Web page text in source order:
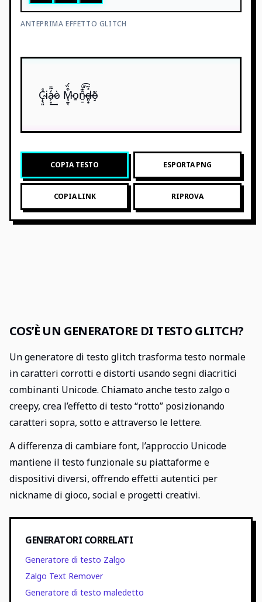
ANTEPRIMA EFFETTO GLITCH
C̴̨̖͈ͤia̷̗̞̒̃̄͢ò̷ M̴̧͍̖͒̏́o̱n̴̴̯̠̂͊ͧ̕͡d̴̶͈̟͐̃o̵̘͊
COPIA TESTO ESPORTA PNG
COPIA LINK RIPROVA
COS’È UN GENERATORE DI TESTO GLITCH?
Un generatore di testo glitch trasforma testo normale
in caratteri corrotti e distorti usando segni diacritici
combinanti Unicode. Chiamato anche testo zalgo o
creepy, crea l’effetto di testo “rotto” posizionando
caratteri sopra, sotto e attraverso le lettere.
A differenza di cambiare font, l’approccio Unicode
mantiene il testo funzionale su piattaforme e
dispositivi diversi, offrendo effetti autentici per
nickname di gioco, social e progetti creativi.
GENERATORI CORRELATI
Generatore di testo Zalgo
Zalgo Text Remover
Generatore di testo maledetto